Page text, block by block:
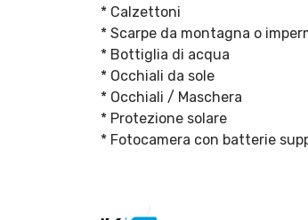
* Calzettoni
* Scarpe da montagna o
* Bottiglia di acqua
* Occhiali da sole
* Occhiali / Maschera
* Protezione solare
* Fotocamera con batterie